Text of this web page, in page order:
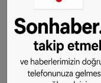
Film ne anlatıyor?